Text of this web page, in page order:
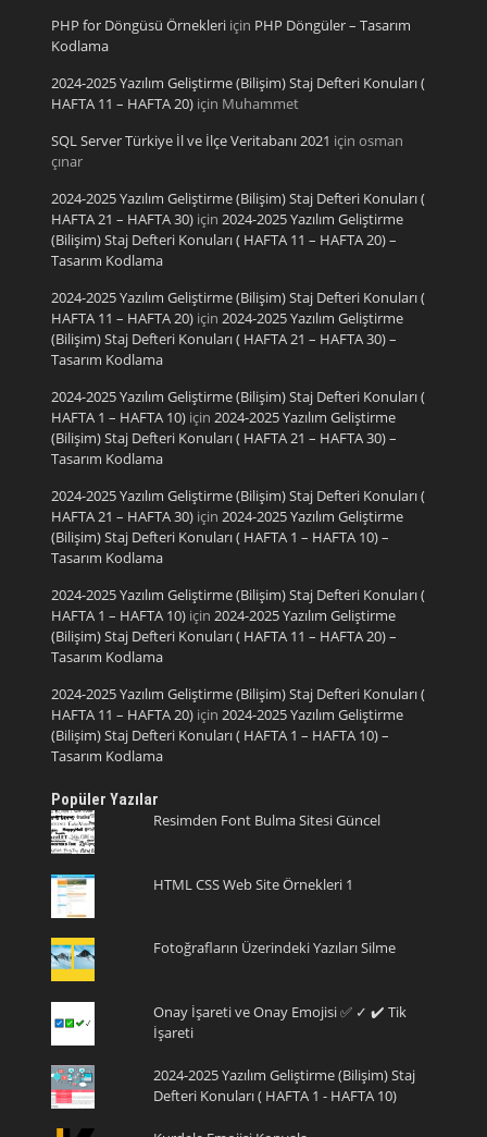
PHP for Döngüsü Örnekleriiçin PHP Döngüler – Tasarım
Kodlama
2024-2025 Yazılım Geliştirme (Bilişim) Staj Defteri Konuları (
HAFTA 11 – HAFTA 20)için Muhammet
SQL Server Türkiye İl ve İlçe Veritabanı 2021 için osman
çınar
2024-2025 Yazılım Geliştirme (Bilişim) Staj Defteri Konuları (
HAFTA 21 – HAFTA 30)için 2024-2025 Yazılım Geliştirme
(Bilişim) Staj Defteri Konuları ( HAFTA 11 – HAFTA 20) –
Tasarım Kodlama
2024-2025 Yazılım Geliştirme (Bilişim) Staj Defteri Konuları (
HAFTA 11 – HAFTA 20)için 2024-2025 Yazılım Geliştirme
(Bilişim) Staj Defteri Konuları ( HAFTA 21 – HAFTA 30) –
Tasarım Kodlama
2024-2025 Yazılım Geliştirme (Bilişim) Staj Defteri Konuları (
HAFTA 1 – HAFTA 10)için 2024-2025 Yazılım Geliştirme
(Bilişim) Staj Defteri Konuları ( HAFTA 21 – HAFTA 30) –
Tasarım Kodlama
2024-2025 Yazılım Geliştirme (Bilişim) Staj Defteri Konuları (
HAFTA 21 – HAFTA 30)için 2024-2025 Yazılım Geliştirme
(Bilişim) Staj Defteri Konuları ( HAFTA 1 – HAFTA 10) –
Tasarım Kodlama
2024-2025 Yazılım Geliştirme (Bilişim) Staj Defteri Konuları (
HAFTA 1 – HAFTA 10)için 2024-2025 Yazılım Geliştirme
(Bilişim) Staj Defteri Konuları ( HAFTA 11 – HAFTA 20) –
Tasarım Kodlama
2024-2025 Yazılım Geliştirme (Bilişim) Staj Defteri Konuları (
HAFTA 11 – HAFTA 20)için 2024-2025 Yazılım Geliştirme
(Bilişim) Staj Defteri Konuları ( HAFTA 1 – HAFTA 10) –
Tasarım Kodlama
Popüler Yazılar
Resimden Font Bulma Sitesi Güncel
HTML CSS Web Site Örnekleri 1
Fotoğrafların Üzerindeki Yazıları Silme
Onay İşareti ve Onay Emojisi ✅ ✓ ✔️ Tik
İşareti
2024-2025 Yazılım Geliştirme (Bilişim) Staj
Defteri Konuları ( HAFTA 1 - HAFTA 10)